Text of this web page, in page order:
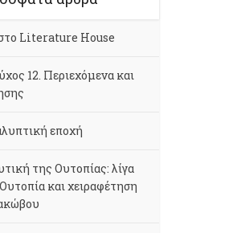
Literature House
12. Περιεχόμενα και
εποχή
της Ουτοπίας: λίγα
και χειραφέτηση